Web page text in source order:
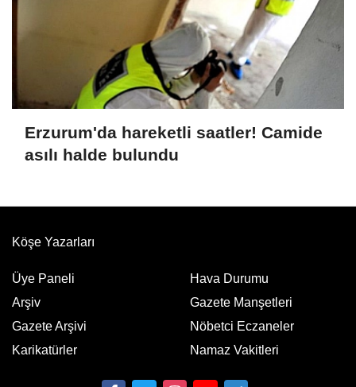
Erzurum'da hareketli saatler! Camide
asılı halde bulundu
Köşe Yazarları
Üye Paneli
Arşiv
Gazete Arşivi
Karikatürler
Hava Durumu
Gazete Manşetleri
Nöbetci Eczaneler
Namaz Vakitleri